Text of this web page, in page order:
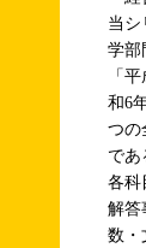
当シ
学部
「
和6
つの
であ
各科
解答
数・